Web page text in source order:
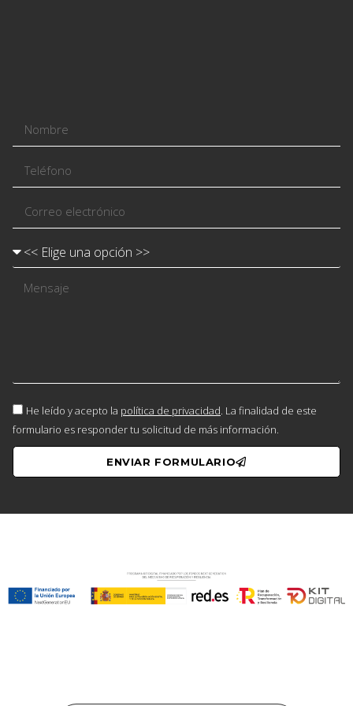
He leído y acepto la política de privacidad. La finalidad de este
formulario es responder tu solicitud de más información.
ENVIAR FORMULARIO